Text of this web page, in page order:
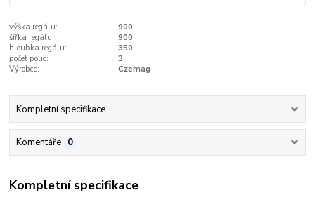
výška regálu:
900
šířka regálu:
900
hloubka regálu:
350
počet polic:
3
Výrobce:
Czemag
Kompletní specifikace
Komentáře 0
Kompletní specifikace